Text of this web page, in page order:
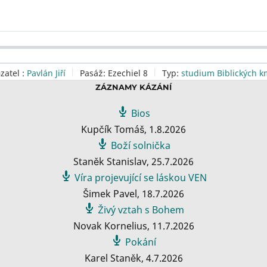
: Pavlán Jiří Pasáž: Ezechiel 8 Typ: studium Biblických
ZÁZNAMY KÁZÁNÍ
Bios
Kupčík Tomáš, 1.8.2026
Boží solnička
Staněk Stanislav, 25.7.2026
Víra projevující se láskou VEN
Šimek Pavel, 18.7.2026
Živý vztah s Bohem
Novak Kornelius, 11.7.2026
Pokání
Karel Staněk, 4.7.2026